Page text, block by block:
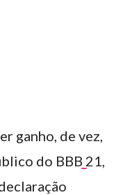
ganho, de vez,
do BBB 21,